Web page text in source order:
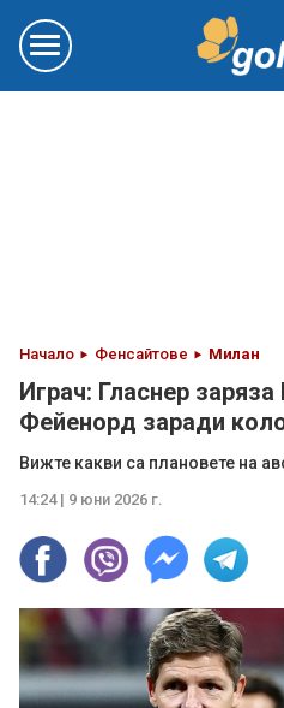
Начало Фенсайтове Милан
Играч: Гласнер
Фейенорд заради
Вижте какви са плановете на
14:24 | 9 юни 2026 г.